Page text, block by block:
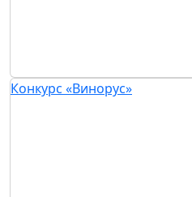
Конкурс «Винорус»